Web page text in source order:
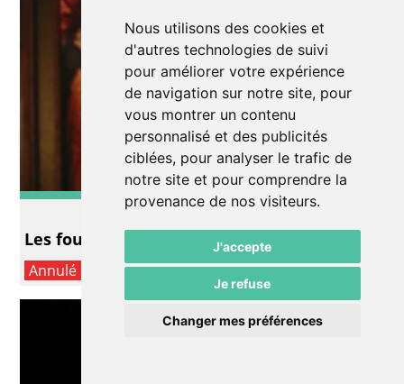
Nous utilisons des cookies et
d'autres technologies de suivi
pour améliorer votre expérience
de navigation sur notre site, pour
vous montrer un contenu
personnalisé et des publicités
ciblées, pour analyser le trafic de
notre site et pour comprendre la
provenance de nos visiteurs.
J'accepte
Je refuse
Changer mes préférences
Les fourberies de Scapin
Annulé